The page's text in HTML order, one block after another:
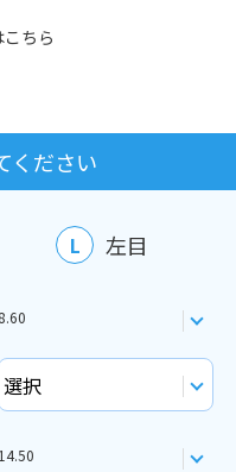
ちら
ください
L 左目
8.60
14.50